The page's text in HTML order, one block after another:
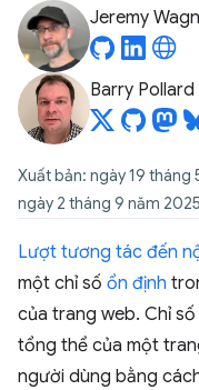
Jeremy
Barry Pollard
Xuất bản: ngày 19 tháng
ngày 2 tháng 9 năm 2025
Lượt tương tác đến
một chỉ số ổn định
của trang web. Chỉ
tổng thể của một
người dùng bằng